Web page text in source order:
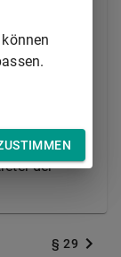
deren
sind. Dies
der
§ 29